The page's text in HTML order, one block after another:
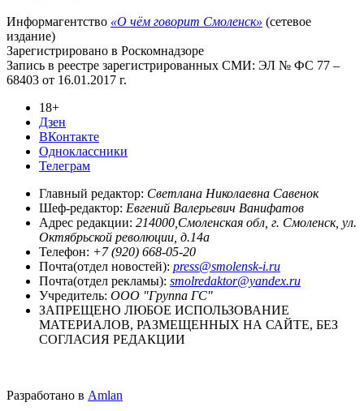
Информагентство «О чём говорит Смоленск» (сетевое
издание)
Зарегистрировано в Роскомнадзоре
Запись в реестре зарегистрированных СМИ: ЭЛ № ФС 77 –
68403 от 16.01.2017 г.
18+
Дзен
ВКонтакте
Одноклассники
Телеграм
Главный редактор: Светлана Николаевна Савенок
Шеф-редактор: Евгений Валерьевич Ванифатов
Адрес редакции: 214000,Смоленская обл, г. Смоленск, ул.
Октябрьской революции, д.14а
Телефон: +7 (920) 668-05-20
Почта(отдел новостей): press@smolensk-i.ru
Почта(отдел рекламы): smolredaktor@yandex.ru
Учредитель: ООО "Группа ГС"
ЗАПРЕЩЕНО ЛЮБОЕ ИСПОЛЬЗОВАНИЕ
МАТЕРИАЛОВ, РАЗМЕЩЕННЫХ НА САЙТЕ, БЕЗ
СОГЛАСИЯ РЕДАКЦИИ
Разработано в Amlan